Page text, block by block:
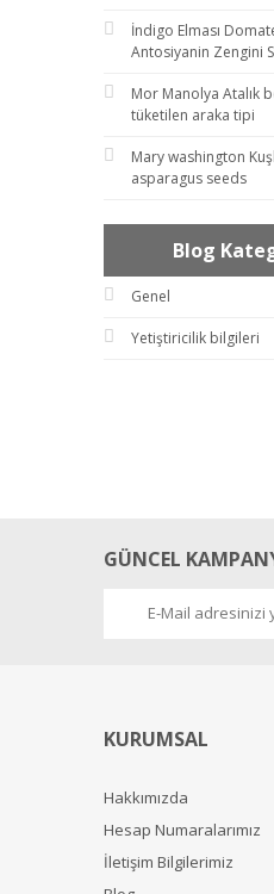
İndigo Elması
Antosiyanin Zengini
Mor Manolya Atalık
tüketilen araka tipi
Mary washington
asparagus seeds
Blog
Genel
Yetiştiricilik bilgileri
GÜNCEL
KURUMSAL
Hakkımızda
Hesap Numaralarımız
İletişim Bilgilerimiz